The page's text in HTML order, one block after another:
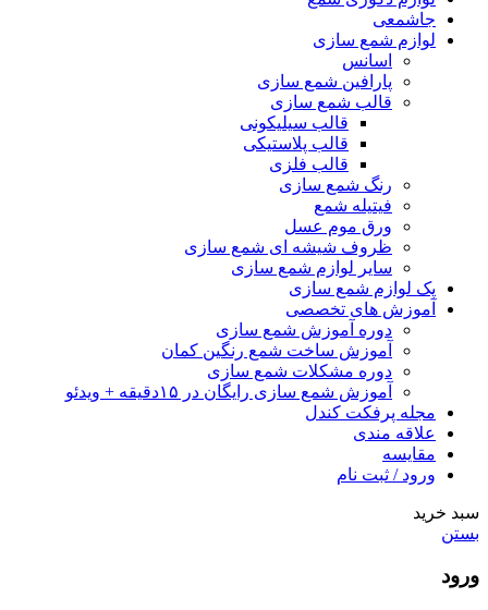
جاشمعی
لوازم شمع سازی
اسانس
پارافین شمع سازی
قالب شمع سازی
قالب سیلیکونی
قالب پلاستیکی
قالب فلزی
رنگ شمع سازی
فیتیله شمع
ورق موم عسل
ظروف شیشه ای شمع سازی
سایر لوازم شمع سازی
پک لوازم شمع سازی
آموزش های تخصصی
دوره آموزش شمع سازی
آموزش ساخت شمع رنگین کمان
دوره مشکلات شمع سازی
آموزش شمع سازی رایگان در ۱۵دقیقه + ویدئو
مجله پرفکت کندل
علاقه مندی
مقايسه
ورود / ثبت نام
سبد خرید
بستن
ورود